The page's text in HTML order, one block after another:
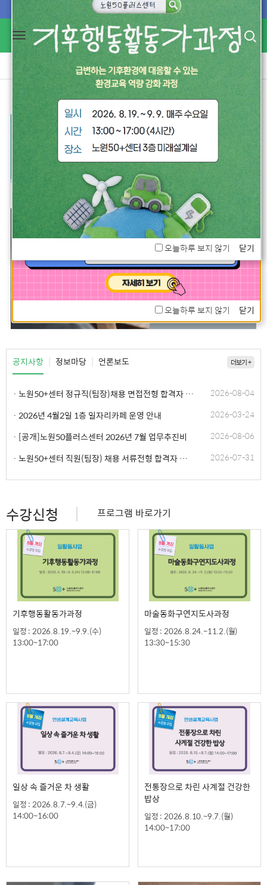
Toggle
navigation
로그인 회원가입[개인/기업]
1 2 3 4 5 6
공지사항 | 정보마당 | 언론보도 더보기 +
· 노원50+센터 정규직(팀장)채용 면접전형 합격자 공고 2026-08-04
· 2026년 4월2일 1층 일자리카페 운영 안내 2026-03-24
· [공개]노원50플러스센터 2026년 7월 업무추진비 2026-08-06
· 노원50+센터 직원(팀장) 채용 서류전형 합격자 및 면접일정 공고 2026-07-31
수강신청 프로그램 바로가기
기후행동활동가과정
일정 : 2026.8.19.~9.9.(수)
13:00~17:00
마술동화구연지도사과정
일정 : 2026.8.24.~11.2.(월)
13:30~15:30
일상 속 즐거운 차 생활
일정 : 2026.8.7.~9.4.(금)
14:00~16:00
전통장으로 차린 사계절 건강한
밥상
일정 : 2026.8.10.~9.7.(월)
14:00~17:00
오늘하루 보지 않기 닫기
오늘하루 보지 않기 닫기